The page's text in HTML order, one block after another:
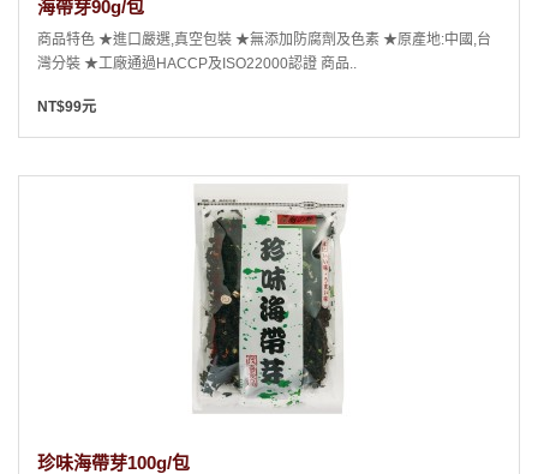
海帶芽90g/包
商品特色 ★進口嚴選,真空包裝 ★無添加防腐劑及色素 ★原產地:中國,台
灣分裝 ★工廠通過HACCP及ISO22000認證 商品..
NT$99元
珍味海帶芽100g/包